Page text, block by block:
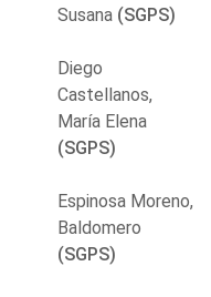
Susana (SGPS)
Diego
Castellanos,
María Elena
(SGPS)
Espinosa Moreno,
Baldomero
(SGPS)